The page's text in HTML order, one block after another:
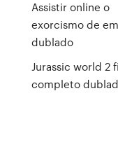
Assistir online o
exorcismo de
dublado
Jurassic world 2
completo